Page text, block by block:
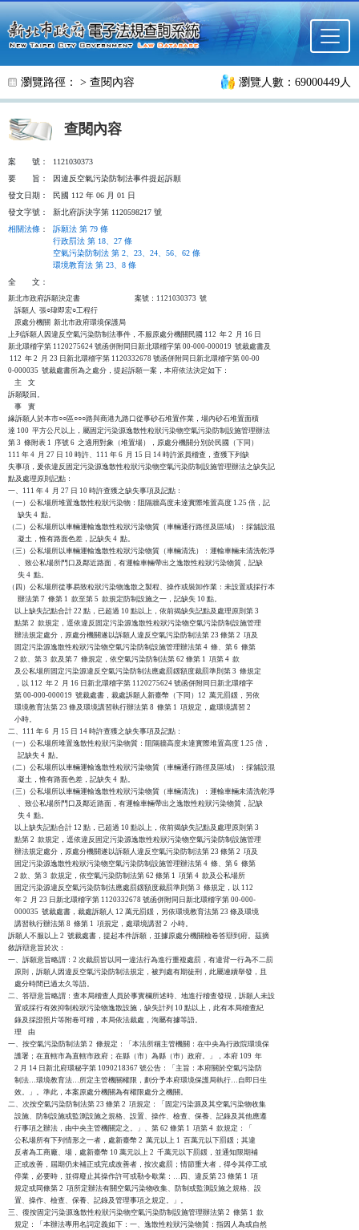
跳至主要內容
瀏覽路徑： > 查閱內容 瀏覽人數：69000449人
查閱內容
案 號：
1121030373
要
旨：
因違反空氣污染防制法事件提起訴願
發文日期：
民國 112 年 06 月 01 日
發文字號：
新北府訴決字第 1120598217 號
相關法條 ：
訴願法 第 79 條
行政罰法 第 18、27 條
空氣污染防制法 第 2、23、24、56、62 條
環境教育法 第 23、8 條
全
文：
新北市政府訴願決定書                                  案號：1121030373  號
    訴願人  張○瑋即宏○工程行
    原處分機關  新北市政府環境保護局
上列訴願人因違反空氣污染防制法事件，不服原處分機關民國 112  年 2  月 16 日
新北環稽字第 1120275624 號函併附同日新北環稽字第 00-000-000019  號裁處書及
112  年 2  月 23 日新北環稽字第 1120332678 號函併附同日新北環稽字第 00-00
0-000035  號裁處書所為之處分，提起訴願一案，本府依法決定如下：
    主    文
訴願駁回。
    事    實
緣訴願人於本市○○區○○○路與商港九路口從事砂石堆置作業，場內砂石堆置面積
達 100  平方公尺以上，屬固定污染源逸散性粒狀污染物空氣污染防制設施管理辦法
第 3  條附表 1  序號 6  之適用對象（堆置場），原處分機關分別於民國（下同）
111 年 4  月 27 日 10 時許、111 年 6  月 15 日 14 時許派員稽查，查獲下列缺
失事項，爰依違反固定污染源逸散性粒狀污染物空氣污染防制設施管理辦法之缺失記
點及處理原則記點：
一、111 年 4  月 27 日 10 時許查獲之缺失事項及記點：
（一）公私場所堆置逸散性粒狀污染物：阻隔牆高度未達實際堆置高度 1.25 倍，記
      缺失 4  點。
（二）公私場所以車輛運輸逸散性粒狀污染物質（車輛通行路徑及區域）：採舖設混
      凝土，惟有路面色差，記缺失 4  點。
（三）公私場所以車輛運輸逸散性粒狀污染物質（車輛清洗）：運輸車輛未清洗乾淨
      、致公私場所門口及鄰近路面，有運輸車輛帶出之逸散性粒狀污染物質，記缺
      失 4  點。
（四）公私場所從事易致粒狀污染物逸散之製程、操作或裝卸作業：未設置或採行本
      辦法第 7  條第 1  款至第 5  款規定防制設施之一，記缺失 10 點。
    以上缺失記點合計 22 點，已超過 10 點以上，依前揭缺失記點及處理原則第 3
    點第 2  款規定，逕依違反固定污染源逸散性粒狀污染物空氣污染防制設施管理
    辦法規定處分，原處分機關遂以訴願人違反空氣污染防制法第 23 條第 2  項及
    固定污染源逸散性粒狀污染物空氣污染防制設施管理辦法第 4  條、第 6  條第
    2 款、第 3  款及第 7  條規定，依空氣污染防制法第 62 條第 1  項第 4  款
    及公私場所固定污染源違反空氣污染防制法應處罰鍰額度裁罰準則第 3  條規定
    ，以 112  年 2  月 16 日新北環稽字第 1120275624 號函併附同日新北環稽字
    第 00-000-000019  號裁處書，裁處訴願人新臺幣（下同）12  萬元罰鍰，另依
    環境教育法第 23 條及環境講習執行辦法第 8  條第 1  項規定，處環境講習 2
    小時。
二、111 年 6  月 15 日 14 時許查獲之缺失事項及記點：
（一）公私場所堆置逸散性粒狀污染物質：阻隔牆高度未達實際堆置高度 1.25 倍，
      記缺失 4  點。
（二）公私場所以車輛運輸逸散性粒狀污染物質（車輛通行路徑及區域）：採舖設混
      凝土，惟有路面色差，記缺失 4  點。
（三）公私場所以車輛運輸逸散性粒狀污染物質（車輛清洗）：運輸車輛未清洗乾淨
      、致公私場所門口及鄰近路面，有運輸車輛帶出之逸散性粒狀污染物質，記缺
      失 4  點。
    以上缺失記點合計 12 點，已超過 10 點以上，依前揭缺失記點及處理原則第 3
    點第 2  款規定，逕依違反固定污染源逸散性粒狀污染物空氣污染防制設施管理
    辦法規定處分，原處分機關遂以訴願人違反空氣污染防制法第 23 條第 2  項及
    固定污染源逸散性粒狀污染物空氣污染防制設施管理辦法第 4  條、第 6  條第
    2 款、第 3  款規定，依空氣污染防制法第 62 條第 1  項第 4  款及公私場所
    固定污染源違反空氣污染防制法應處罰鍰額度裁罰準則第 3  條規定，以 112
    年 2  月 23 日新北環稽字第 1120332678 號函併附同日新北環稽字第 00-000-
    000035  號裁處書，裁處訴願人 12 萬元罰鍰，另依環境教育法第 23 條及環境
    講習執行辦法第 8  條第 1  項規定，處環境講習 2  小時。
訴願人不服以上 2  號裁處書，提起本件訴願，並據原處分機關檢卷答辯到府。茲摘
敘訴辯意旨於次：
一、訴願意旨略謂：2 次裁罰皆以同一違法行為進行重複處罰，有違背一行為不二罰
    原則，訴願人因違反空氣污染防制法規定，被判處有期徒刑，此屬連續舉發，且
    處分時間已過太久等語。
二、答辯意旨略謂：查本局稽查人員於事實欄所述時、地進行稽查發現，訴願人未設
    置或採行有效抑制粒狀污染物逸散設施，缺失計列 10 點以上，此有本局稽查紀
    錄及採證照片等附卷可稽，本局依法裁處，洵屬有據等語。
    理    由
一、按空氣污染防制法第 2  條規定：「本法所稱主管機關：在中央為行政院環境保
    護署；在直轄市為直轄市政府；在縣（市）為縣（巿）政府。」，本府 109  年
    2 月 14 日新北府環秘字第 1090218367 號公告：「主旨：本府關於空氣污染防
    制法…環境教育法…所定主管機關權限，劃分予本府環境保護局執行…自即日生
    效。」。準此，本案原處分機關為有權限處分之機關。
二、次按空氣污染防制法第 23 條第 2  項規定：「固定污染源及其空氣污染物收集
    設施、防制設施或監測設施之規格、設置、操作、檢查、保養、記錄及其他應遵
    行事項之辦法，由中央主管機關定之。」、第 62 條第 1  項第 4  款規定：「
    公私場所有下列情形之一者，處新臺幣 2  萬元以上 1  百萬元以下罰鍰；其違
    反者為工商廠、場，處新臺幣 10 萬元以上 2  千萬元以下罰鍰，並通知限期補
    正或改善，屆期仍未補正或完成改善者，按次處罰；情節重大者，得令其停工或
    停業，必要時，並得廢止其操作許可或勒令歇業：…四、違反第 23 條第 1  項
    規定或同條第 2  項所定辦法有關空氣污染物收集、防制或監測設施之規格、設
    置、操作、檢查、保養、記錄及管理事項之規定。」。
三、復按固定污染源逸散性粒狀污染物空氣污染防制設施管理辦法第 2  條第 1  款
    規定：「本辦法專用名詞定義如下：一、逸散性粒狀污染物質：指因人為或自然